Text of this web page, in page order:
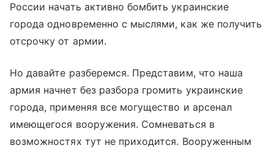
России начать активно бомбить украинские
города одновременно с мыслями, как же получить
отсрочку от армии.
Но давайте разберемся. Представим, что наша
армия начнет без разбора громить украинские
города, применяя все могущество и арсенал
имеющегося вооружения. Сомневаться в
возможностях тут не приходится. Вооруженным